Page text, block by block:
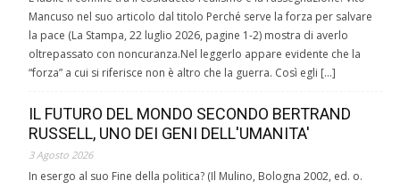
Mancuso nel suo articolo dal titolo Perché serve la forza per salvare
la pace (La Stampa, 22 luglio 2026, pagine 1-2) mostra di averlo
oltrepassato con noncuranza.Nel leggerlo appare evidente che la
“forza” a cui si riferisce non è altro che la guerra. Così egli […]
IL FUTURO DEL MONDO SECONDO BERTRAND
RUSSELL, UNO DEI GENI DELL'UMANITA'
3 Agosto 2026
In esergo al suo Fine della politica? (Il Mulino, Bologna 2002, ed. o.